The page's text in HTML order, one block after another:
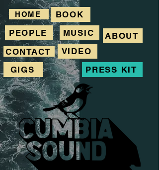
CONTACT
HOME
PEOPLE ABOUT
BOOK
VIDEO
MUSIC
PRESS KIT
GIGS